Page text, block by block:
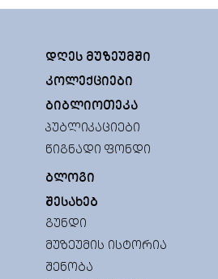
ᲓᲦᲔᲡ ᲛᲣᲖᲔᲣᲛᲨᲘ
ᲙᲝᲚᲔᲥᲪᲘᲔᲑᲘ
ᲑᲘᲑᲚᲘᲝᲗᲔᲙᲐ
ᲞᲣᲑᲚᲘᲙᲐᲪᲘᲔᲑᲘ
ᲬᲘᲒᲜᲐᲓᲘ ᲤᲝᲜᲓᲘ
ᲑᲚᲝᲒᲘ
ᲨᲔᲡᲐᲮᲔᲑ
ᲒᲣᲜᲓᲘ
ᲛᲣᲖᲔᲣᲛᲘᲡ ᲘᲡᲢᲝᲠᲘᲐ
ᲨᲔᲜᲝᲑᲐ